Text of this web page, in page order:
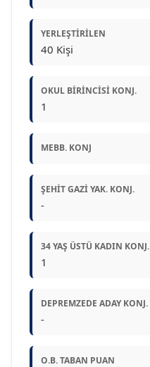
YERLEŞTIRILEN
40 Kişi
OKUL BIRINCISI KONJ.
1
MEBB. KONJ
ŞEHIT GAZI YAK. KONJ.
-
34 YAŞ ÜSTÜ KADIN KONJ.
1
DEPREMZEDE ADAY KONJ.
-
O.B. TABAN PUAN